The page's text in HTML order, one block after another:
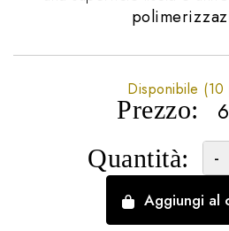
Prezzo:
Disponibile (10
Quantità: -
Aggiungi al